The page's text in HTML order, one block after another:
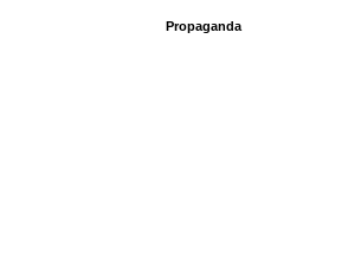
Propaganda